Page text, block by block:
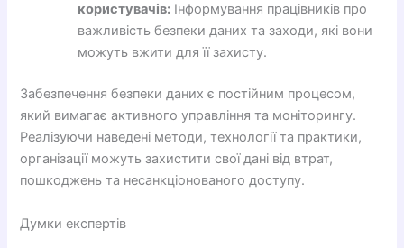
користувачів: Інформування працівників про
важливість безпеки даних та заходи, які вони
можуть вжити для її захисту.
Забезпечення безпеки даних є постійним процесом,
який вимагає активного управління та моніторингу.
Реалізуючи наведені методи, технології та практики,
організації можуть захистити свої дані від втрат,
пошкоджень та несанкціонованого доступу.
Думки експертів